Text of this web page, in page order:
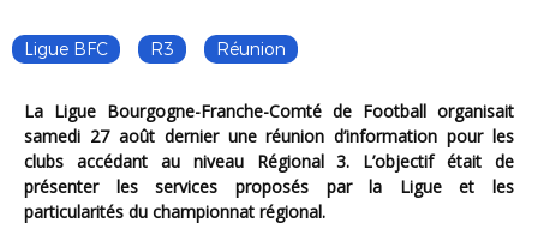
Ligue BFC R3 Réunion
La Ligue Bourgogne-Franche-Comté de Football organisait
samedi 27 août dernier une réunion d’information pour les
clubs accédant au niveau Régional 3. L’objectif était de
présenter les services proposés par la Ligue et les
particularités du championnat régional.